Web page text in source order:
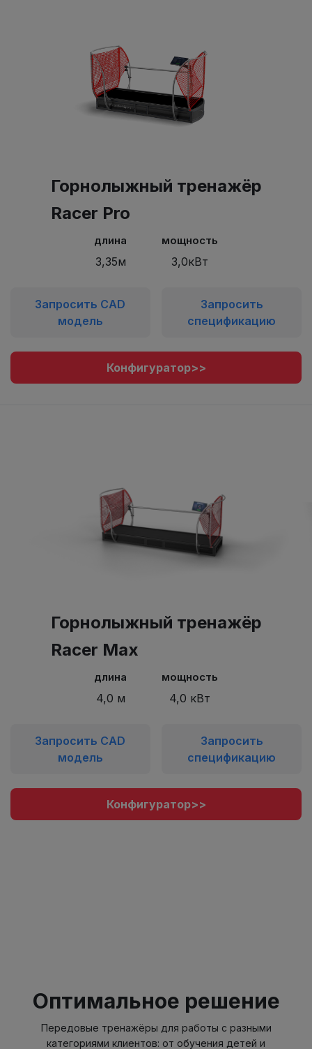
Горнолыжный тренажёр
Racer Pro
длина
3,35м
мощность
3,0кВт
Запросить CAD
модель
Запросить
спецификацию
Конфигуратор>>
Горнолыжный тренажёр
Racer Max
длина
4,0 м
мощность
4,0 кВт
Запросить CAD
модель
Запросить
спецификацию
Конфигуратор>>
Оптимальное решение
Передовые тренажёры для работы с разными
категориями клиентов: от обучения детей и